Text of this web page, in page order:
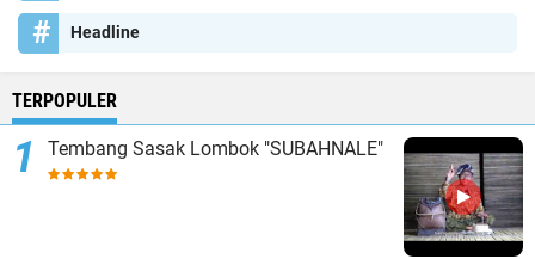
Headline
TERPOPULER
Tembang Sasak Lombok "SUBAHNALE"